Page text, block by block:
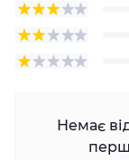
Немає